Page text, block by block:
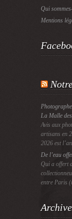
Qui
Mentions
La Malle
Avis aux
artisans en
2026 est
De l’eau
Qui a offert
entre Paris